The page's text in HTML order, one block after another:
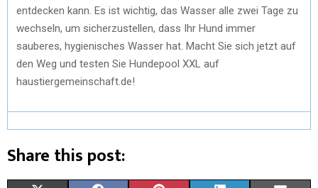
entdecken kann. Es ist wichtig, das Wasser alle zwei Tage zu
wechseln, um sicherzustellen, dass Ihr Hund immer
sauberes, hygienisches Wasser hat. Macht Sie sich jetzt auf
den Weg und testen Sie Hundepool XXL auf
haustiergemeinschaft.de!
Share this post: